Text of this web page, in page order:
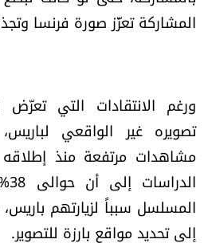
صحّة وصحن
منوّعات
حظّك اليوم
للتاريخ
فيديو
المشاركة تعزّز صورة فرنسا
ورغم الانتقادات التي
تصويره غير الواقعي
المسلسل سبباً لزيارتهم
إلى تحديد مواقع بارزة للتصوير.